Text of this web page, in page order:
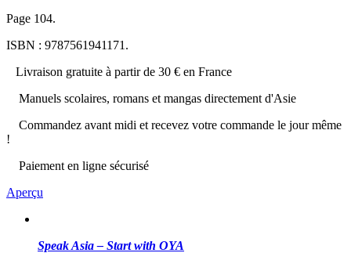
Page 104.
ISBN : 9787561941171.
Livraison gratuite à partir de 30 € en France
Manuels scolaires, romans et mangas directement d'Asie
Commandez avant midi et recevez votre commande le jour même
!
Paiement en ligne sécurisé
Aperçu
Speak Asia – Start with OYA